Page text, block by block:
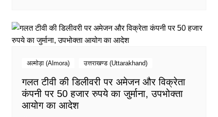
अल्मोड़ा (Almora) उत्तराखण्ड (Uttarakhand)
गलत टीवी की डिलीवरी पर अमेजन और विक्रेता
कंपनी पर 50 हजार रुपये का जुर्माना, उपभोक्ता
आयोग का आदेश